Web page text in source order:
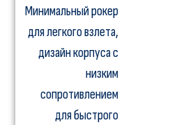
Минимальный рокер
для легкого взлета,
дизайн корпуса с
низким
сопротивлением
для быстрого